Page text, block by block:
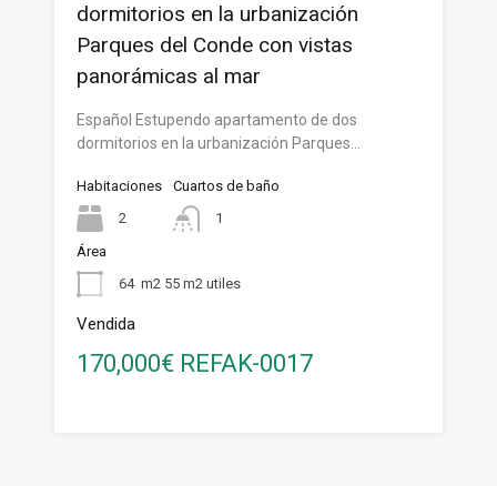
dormitorios en la urbanización
Parques del Conde con vistas
panorámicas al mar
Español Estupendo apartamento de dos
dormitorios en la urbanización Parques…
Habitaciones
2
Cuartos de baño
1
Área
64 m2 55 m2 utiles
Vendida
170,000€ REFAK-0017